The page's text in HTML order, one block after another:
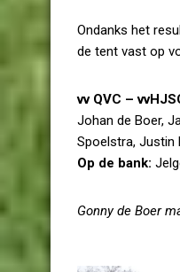
Ondanks het
de tent vast op
vv QVC –
Johan de Boer,
Spoelstra, Justin
Op de bank:
Gonny de Boer